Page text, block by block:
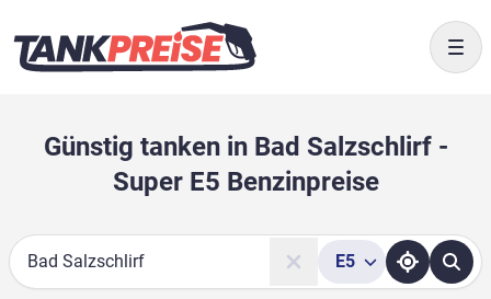
Günstig tanken in Bad Salzschlirf -
Super E5 Benzinpreise
Suche
E5